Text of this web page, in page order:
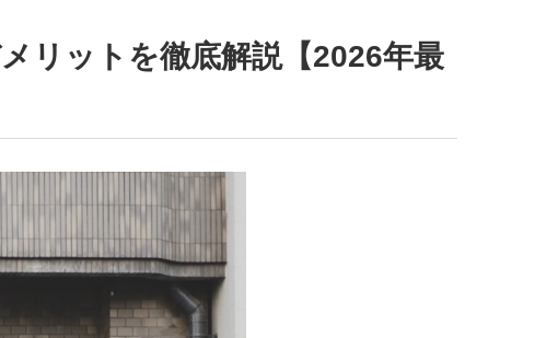
リットを徹底解説【2026年最